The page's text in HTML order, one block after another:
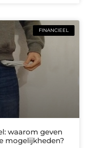
FINANCIEEL
waarom geven
mogelijkheden?